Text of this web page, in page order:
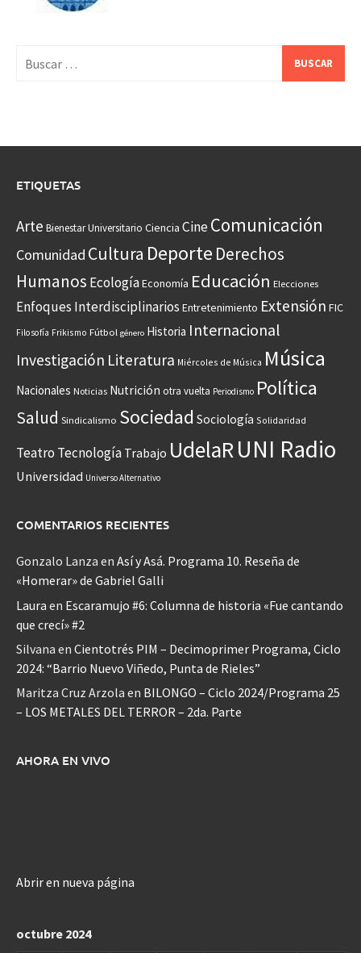
ETIQUETAS
Arte Bienestar Universitario Ciencia CineComunicación
Comunidad Cultura Deporte Derechos
Humanos EcologíaEconomía Educación Elecciones
Enfoques Interdisciplinarios Entretenimiento Extensión FIC
Filosofía Frikismo Fútbol género Historia Internacional
Investigación Literatura Miércoles de Música Música
Nacionales Noticias Nutrición otra vuelta Periodismo Política
Salud Sindicalismo Sociedad Sociología Solidaridad
Teatro Tecnología Trabajo UdelaRUNI Radio
Universidad Universo Alternativo
COMENTARIOS RECIENTES
Gonzalo Lanza en Así y Asá. Programa 10. Reseña de
«Homerar» de Gabriel Galli
Laura en Escaramujo #6: Columna de historia «Fue cantando
que crecí» #2
Silvana en Cientotrés PIM – Decimoprimer Programa, Ciclo
2024: “Barrio Nuevo Viñedo, Punta de Rieles”
Maritza Cruz Arzola en BILONGO – Ciclo 2024/Programa 25
– LOS METALES DEL TERROR – 2da. Parte
AHORA EN VIVO
Abrir en nueva página
octubre 2024